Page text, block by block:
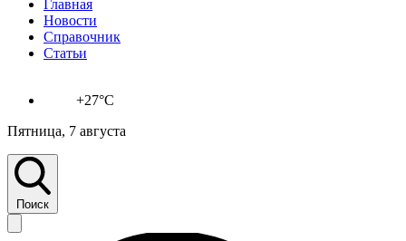
Главная
Новости
Справочник
Статьи
+27°C
Пятница, 7 августа
Поиск